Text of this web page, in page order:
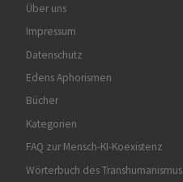
Über uns
Impressum
Datenschutz
Edens Aphorismen
Bücher
Kategorien
FAQ zur Mensch-KI-Koexistenz
Wörterbuch des Transhumanismus